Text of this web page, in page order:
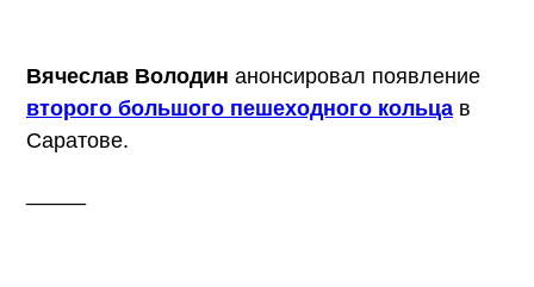
Вячеслав Володин анонсировал появление
второго большого пешеходного кольца в
Саратове.